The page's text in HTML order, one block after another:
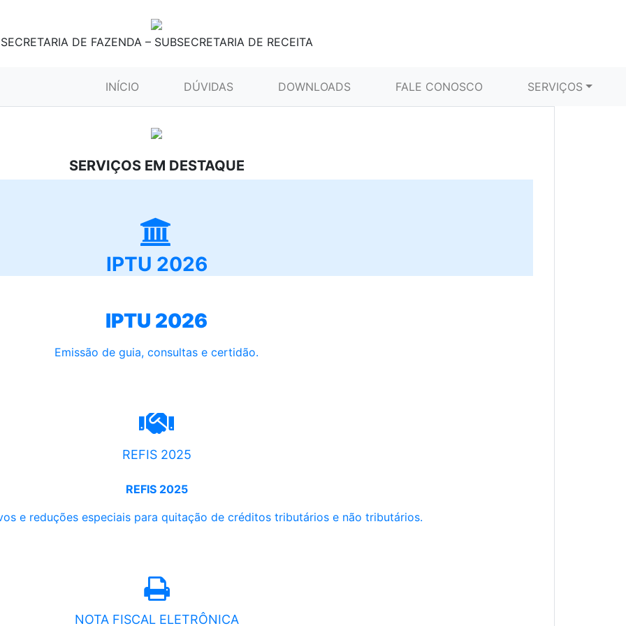
SECRETARIA DE FAZENDA – SUBSECRETARIA DE RECEITA
INÍCIO (CURRENT)DÚVIDAS DOWNLOADS FALE CONOSCO SERVIÇOS
SERVIÇOS EM DESTAQUE
IPTU 2026
IPTU 2026
Emissão de guia, consultas e certidão.
REFIS 2025
REFIS 2025
e reduções especiais para quitação de créditos tributários e não tributários.
NOTA FISCAL ELETRÔNICA